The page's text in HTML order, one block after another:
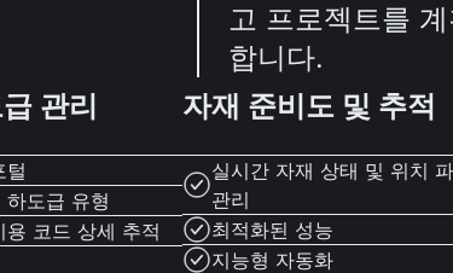
고 프로젝트를
합니다.
관리
털
도급 유형
코드 상세 추적
자재 준비도 및 추적
실시간 자재 상태 및 위치
관리
최적화된 성능
지능형 자동화